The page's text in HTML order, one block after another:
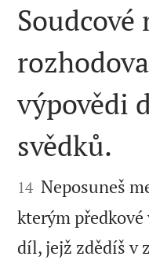

Soudcové
výpovědi
svědků.

14 Neposuneš
kterým
díl, jejž zdědíš v